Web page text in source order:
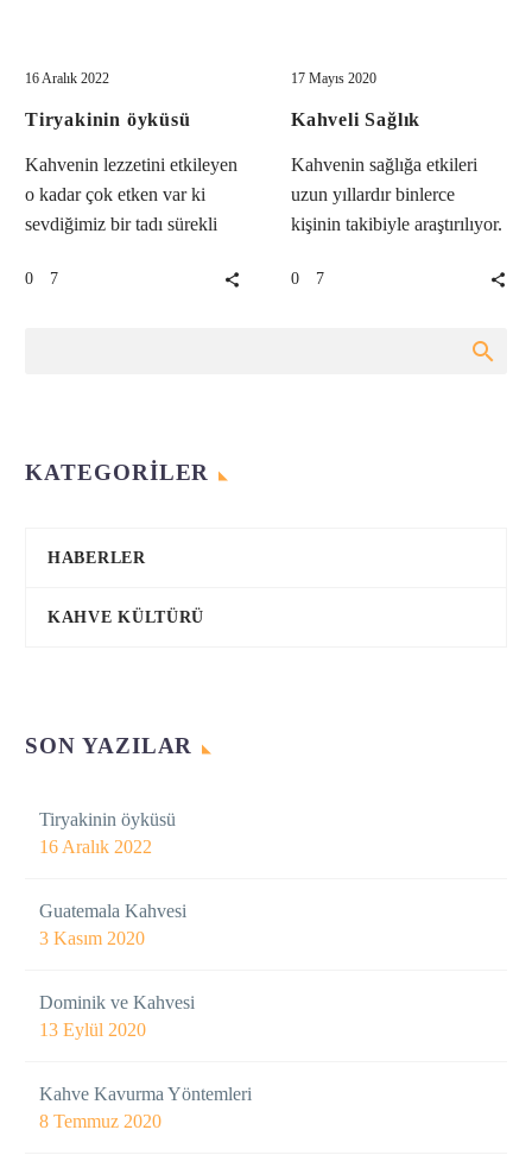
16 Aralık 2022
Tiryakinin öyküsü
Kahvenin lezzetini etkileyen
o kadar çok etken var ki
sevdiğimiz bir tadı sürekli
Hangi ülkenin, hangi
0 7
17 Mayıs 2020
Kahveli Sağlık
Kahvenin sağlığa etkileri
uzun yıllardır binlerce
kişinin takibiyle araştırılıyor.
her türlü nedenlerden ötürü
0 7
KATEGORILER
HABERLER
KAHVE KÜLTÜRÜ
SON YAZILAR
Tiryakinin öyküsü
16 Aralık 2022
Guatemala Kahvesi
3 Kasım 2020
Dominik ve Kahvesi
13 Eylül 2020
Kahve Kavurma Yöntemleri
8 Temmuz 2020